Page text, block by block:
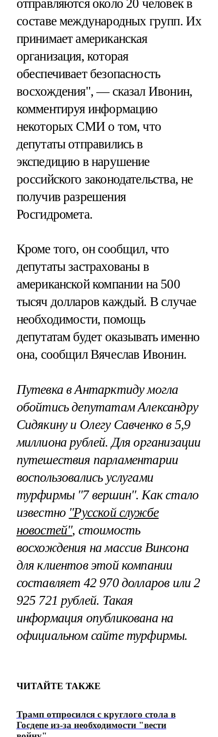
отправляются около 20 человек в
составе международных групп. Их
принимает американская
организация, которая
обеспечивает безопасность
восхождения", — сказал Ивонин,
комментируя информацию
некоторых СМИ о том, что
депутаты отправились в
экспедицию в нарушение
российского законодательства, не
получив разрешения
Росгидромета.
Кроме того, он сообщил, что
депутаты застрахованы в
американской компании на 500
тысяч долларов каждый. В случае
необходимости, помощь
депутатам будет оказывать именно
она, сообщил Вячеслав Ивонин.
Путевка в Антарктиду могла
обойтись депутатам Александру
Сидякину и Олегу Савченко в 5,9
миллиона рублей. Для организации
путешествия парламентарии
воспользовались услугами
турфирмы "7 вершин". Как стало
известно "Русской службе
новостей", стоимость
восхождения на массив Винсона
для клиентов этой компании
составляет 42 970 долларов или 2
925 721 рублей. Такая
информация опубликована на
официальном сайте турфирмы.
ЧИТАЙТЕ ТАКЖЕ
Трамп отпросился с круглого стола в
Госдепе из-за необходимости "вести